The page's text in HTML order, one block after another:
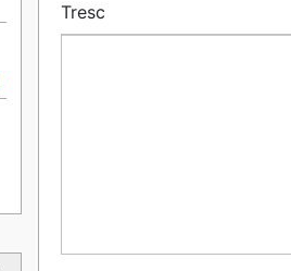
Tresc